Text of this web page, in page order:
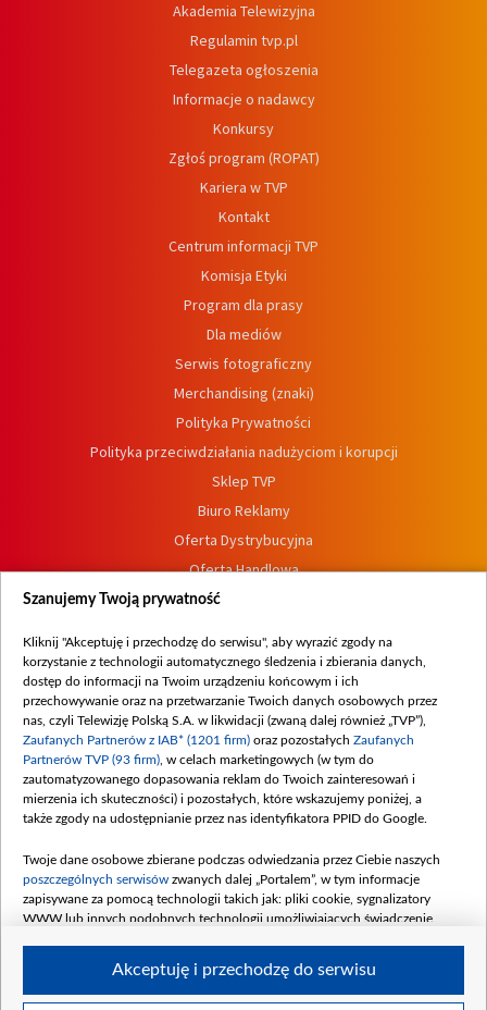
Akademia Telewizyjna
Regulamin tvp.pl
Telegazeta ogłoszenia
Informacje o nadawcy
Konkursy
Zgłoś program (ROPAT)
Kariera w TVP
Kontakt
Centrum informacji TVP
Komisja Etyki
Program dla prasy
Dla mediów
Serwis fotograficzny
Merchandising (znaki)
Polityka Prywatności
Polityka przeciwdziałania nadużyciom i korupcji
Sklep TVP
Biuro Reklamy
Oferta Dystrybucyjna
Oferta Handlowa
Dostępność
Procedura zgłoszeń wewnętrznych
Szanujemy Twoją prywatność
Kliknij "Akceptuję i przechodzę do serwisu", aby wyrazić zgody na
korzystanie z technologii automatycznego śledzenia i zbierania danych,
dostęp do informacji na Twoim urządzeniu końcowym i ich
przechowywanie oraz na przetwarzanie Twoich danych osobowych przez
nas, czyli Telewizję Polską S.A. w likwidacji (zwaną dalej również „TVP”),
Zaufanych Partnerów z IAB* (1201 firm) oraz pozostałych Zaufanych
Partnerów TVP (93 firm) , w celach marketingowych (w tym do
zautomatyzowanego dopasowania reklam do Twoich zainteresowań i
mierzenia ich skuteczności) i pozostałych, które wskazujemy poniżej, a
także zgody na udostępnianie przez nas identyfikatora PPID do Google.
Twoje dane osobowe zbierane podczas odwiedzania przez Ciebie naszych
poszczególnych serwisów zwanych dalej „Portalem”, w tym informacje
zapisywane za pomocą technologii takich jak: pliki cookie, sygnalizatory
WWW lub innych podobnych technologii umożliwiających świadczenie
Akceptuję i przechodzę do serwisu